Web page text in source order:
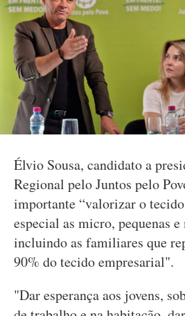
Élvio Sousa, candidato a
Regional pelo Juntos pelo
importante “valorizar o
especial as micro, pequenas e
incluindo as familiares que
90% do tecido empresarial".
"Dar esperança aos jovens,